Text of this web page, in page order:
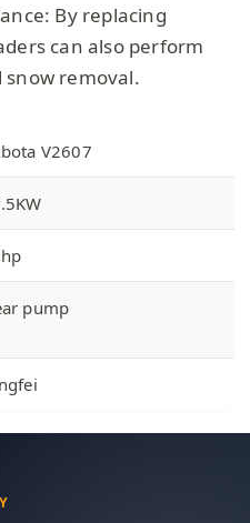
By replacing
can also perform
removal.
V2607
pump